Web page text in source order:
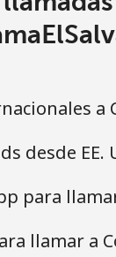
a
desde EE.
para
llamar a